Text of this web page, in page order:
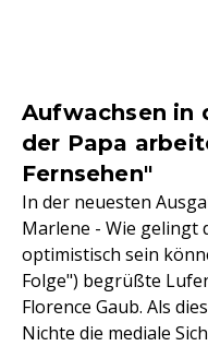
Aufwachsen in
der Papa
Fernsehen"
In der neuesten
Marlene - Wie gelingt
optimistisch sein
Folge") begrüßte
Florence Gaub. Als
Nichte die mediale